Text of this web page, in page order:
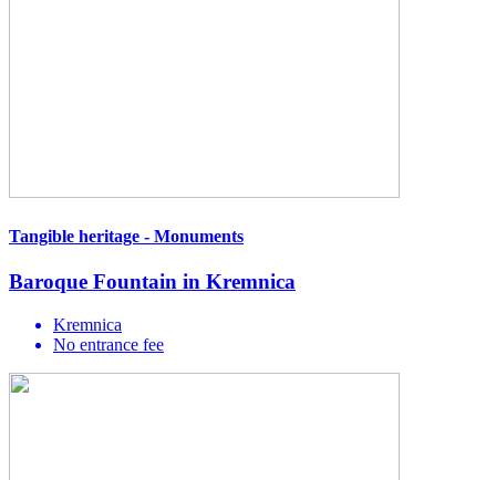
Tangible heritage - Monuments
Baroque Fountain in Kremnica
Kremnica
No entrance fee